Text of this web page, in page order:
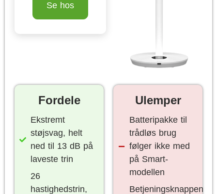
Se hos
Fordele
Ekstremt
støjsvag, helt
ned til 13 dB på
laveste trin
26
hastighedstrin,
Ulemper
Batteripakke til
trådløs brug
følger ikke med
på Smart-
modellen
Betjeningsknappen